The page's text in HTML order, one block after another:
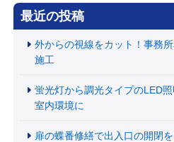
最近の投稿
外からの視線をカット！事務
施工
蛍光灯から調光タイプのLED
室内環境に
扉の蝶番修繕で出入口の開閉を